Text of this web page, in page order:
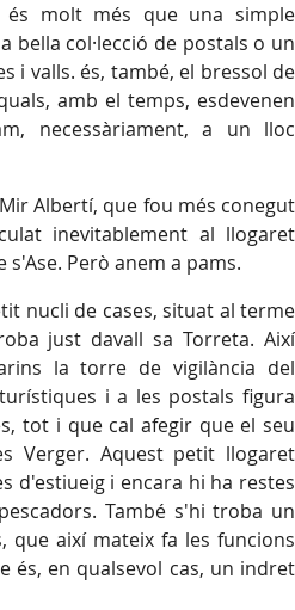
és molt més que una simple
bella col·lecció de postals o un
i valls. és, també, el bressol de
amb el temps, esdevenen
necessàriament, a un lloc
Albertí, que fou més conegut
inevitablement al llogaret
Però anem a pams.
nucli de cases, situat al terme
just davall sa Torreta. Així
la torre de vigilància del
i a les postals figura
tot i que cal afegir que el seu
Verger. Aquest petit llogaret
d'estiueig i encara hi ha restes
També s'hi troba un
que així mateix fa les funcions
és, en qualsevol cas, un indret